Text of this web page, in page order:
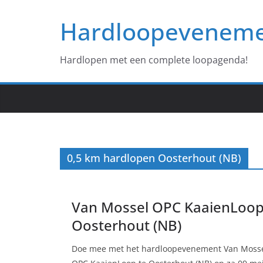
Hardlopen met een complete loopagenda!
0,5 km hardlopen Oosterhout (NB)
Van Mossel OPC KaaienLoop
Oosterhout (NB)
Doe mee met het hardloopevenement Van